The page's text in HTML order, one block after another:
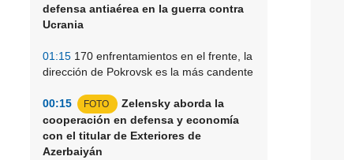
defensa antiaérea en la guerra contra
Ucrania
01:15 170 enfrentamientos en el frente, la
dirección de Pokrovsk es la más candente
00:15 FOTO
Zelensky aborda la
cooperación en defensa y economía
con el titular de Exteriores de
Azerbaiyán